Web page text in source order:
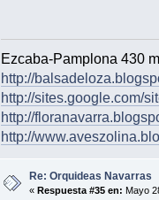
Ezcaba-Pamplona 430
http://
http://sites.google.com/
http://
http://
Re: Orquideas Navarras
« Respuesta #35 en: Mayo